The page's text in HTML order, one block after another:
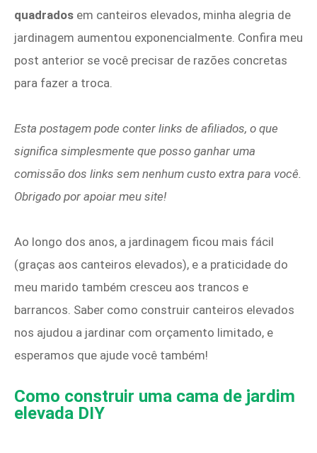
quadrados em canteiros elevados, minha alegria de
jardinagem aumentou exponencialmente. Confira meu
post anterior se você precisar de razões concretas
para fazer a troca.
Esta postagem pode conter links de afiliados, o que
significa simplesmente que posso ganhar uma
comissão dos links sem nenhum custo extra para você.
Obrigado por apoiar meu site!
Ao longo dos anos, a jardinagem ficou mais fácil
(graças aos canteiros elevados), e a praticidade do
meu marido também cresceu aos trancos e
barrancos. Saber como construir canteiros elevados
nos ajudou a jardinar com orçamento limitado, e
esperamos que ajude você também!
Como construir uma cama de jardim
elevada DIY